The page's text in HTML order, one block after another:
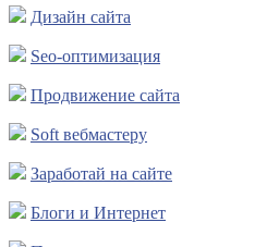
Дизайн сайта
Seo-оптимизация
Продвижение сайта
Soft вебмастеру
Заработай на сайте
Блоги и Интернет